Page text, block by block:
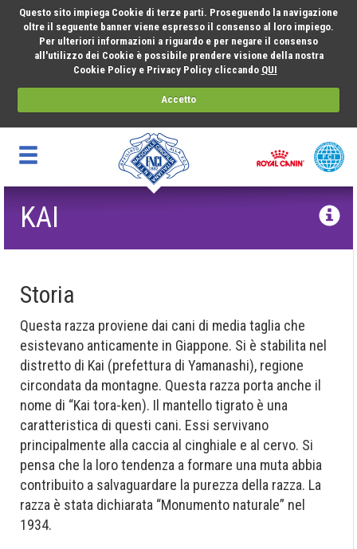
Questo sito impiega Cookie di terze parti. Proseguendo la navigazione
oltre il seguente banner viene espresso il consenso al loro impiego.
Per ulteriori informazioni a riguardo e per negare il consenso
all'utilizzo dei Cookie è possibile prendere visione della nostra
Cookie Policy e Privacy Policy cliccando QUI
Accetto
KAI
Storia
Questa razza proviene dai cani di media taglia che
esistevano anticamente in Giappone. Si è stabilita nel
distretto di Kai (prefettura di Yamanashi), regione
circondata da montagne. Questa razza porta anche il
nome di “Kai tora-ken). Il mantello tigrato è una
caratteristica di questi cani. Essi servivano
principalmente alla caccia al cinghiale e al cervo. Si
pensa che la loro tendenza a formare una muta abbia
contribuito a salvaguardare la purezza della razza. La
razza è stata dichiarata “Monumento naturale” nel
1934.